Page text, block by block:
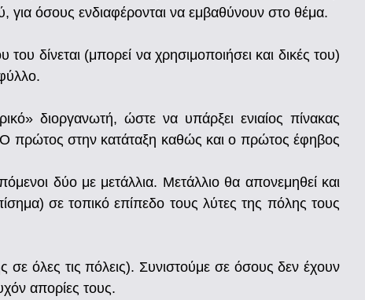
για όσους ενδιαφέρονται να εμβαθύνουν στο θέμα.
δίνεται (μπορεί να χρησιμοποιήσει και δικές του)
διοργανωτή, ώστε να υπάρξει ενιαίος πίνακας
Ο πρώτος στην κατάταξη καθώς και ο πρώτος έφηβος
δύο με μετάλλια. Μετάλλιο θα απονεμηθεί και
σε τοπικό επίπεδο τους λύτες της πόλης τους
όλες τις πόλεις). Συνιστούμε σε όσους δεν έχουν
απορίες τους.